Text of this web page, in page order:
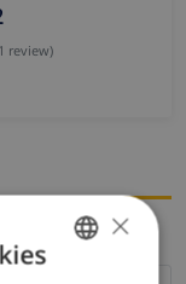
review)
×